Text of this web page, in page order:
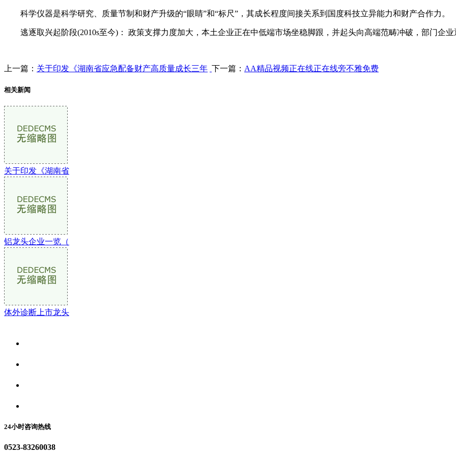
科学仪器是科学研究、质量节制和财产升级的“眼睛”和“标尺”，其成长程度间接关系到国度科技立异能力和财产合作力。
逃逐取兴起阶段(2010s至今)： 政策支撑力度加大，本土企业正在中低端市场坐稳脚跟，并起头向高端范畴冲破，部门企业
上一篇： 关于印发《湖南省应急配备财产高质量成长三年 下一篇： AA精品视频正在线正在线旁不雅免费
相关新闻
关于印发《湖南省
铝龙头企业一览（
体外诊断上市龙头
24小时咨询热线
0523-83260038